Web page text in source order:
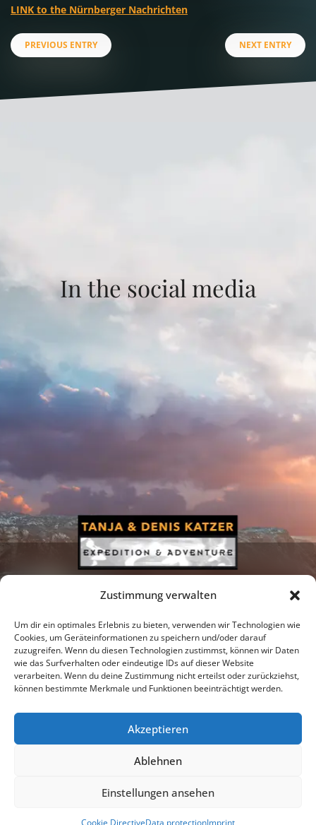
Zustimmung verwalten
Um dir ein optimales Erlebnis zu bieten, verwenden wir Technologien wie
Cookies, um Geräteinformationen zu speichern und/oder darauf
zuzugreifen. Wenn du diesen Technologien zustimmst, können wir Daten
wie das Surfverhalten oder eindeutige IDs auf dieser Website
verarbeiten. Wenn du deine Zustimmung nicht erteilst oder zurückziehst,
können bestimmte Merkmale und Funktionen beeinträchtigt werden.
Akzeptieren
Ablehnen
Einstellungen ansehen
Cookie DirectiveData protectionImprint
LINK to the Nürnberger Nachrichten
PREVIOUS ENTRY NEXT ENTRY
In the social media
Newsletter Podcast Facebook